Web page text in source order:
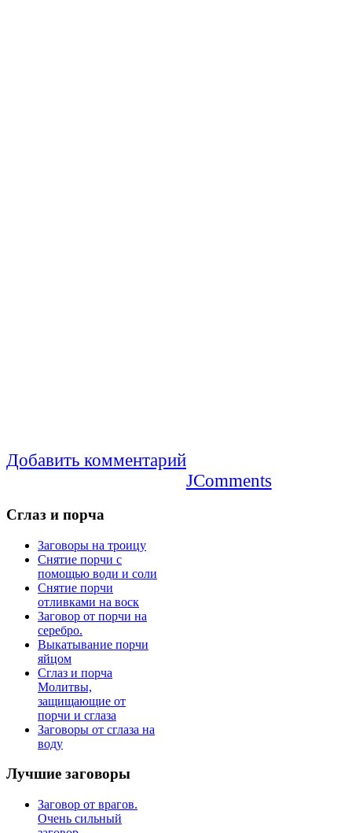
Добавить комментарий
JComments
Сглаз и порча
Заговоры на троицу
Снятие порчи с
помощью води и соли
Снятие порчи
отливками на воск
Заговор от порчи на
серебро.
Выкатывание порчи
яйцом
Сглаз и порча
Молитвы,
защищающие от
порчи и сглаза
Заговоры от сглаза на
воду
Лучшие заговоры
Заговор от врагов.
Очень сильный